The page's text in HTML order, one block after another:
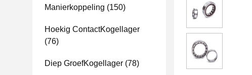
Manierkoppeling (150)
Hoekig ContactKogellager
(76)
Diep GroefKogellager (78)